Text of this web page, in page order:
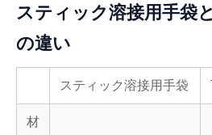
スティック溶接用手袋
の違い
スティック溶接用手袋
材